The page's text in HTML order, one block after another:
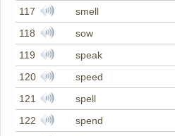
117
smell
118
sow
119
speak
120
speed
121
spell
122
spend